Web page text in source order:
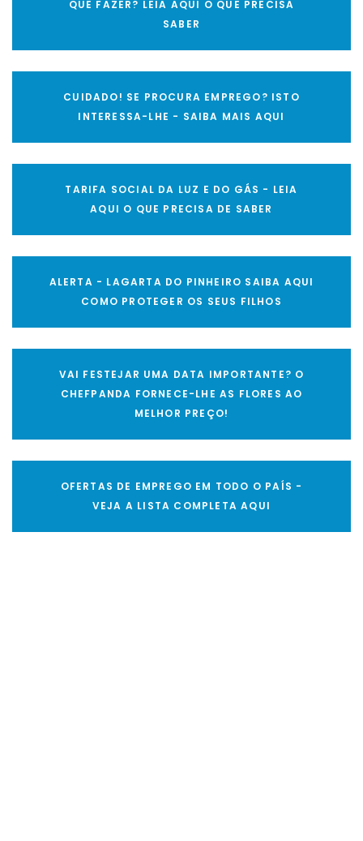
QUE FAZER? LEIA AQUI O QUE PRECISA
SABER
CUIDADO! SE PROCURA EMPREGO? ISTO
INTERESSA-LHE - SAIBA MAIS AQUI
TARIFA SOCIAL DA LUZ E DO GÁS - LEIA
AQUI O QUE PRECISA DE SABER
ALERTA - LAGARTA DO PINHEIRO SAIBA AQUI
COMO PROTEGER OS SEUS FILHOS
VAI FESTEJAR UMA DATA IMPORTANTE? O
CHEFPANDA FORNECE-LHE AS FLORES AO
MELHOR PREÇO!
OFERTAS DE EMPREGO EM TODO O PAÍS -
VEJA A LISTA COMPLETA AQUI